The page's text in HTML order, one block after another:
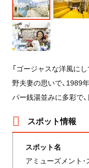
「ゴージャスな洋風に
野夫妻の思いで、1989
パー銭湯並みに多彩で
スポット情報
スポット名
アミューズメント･